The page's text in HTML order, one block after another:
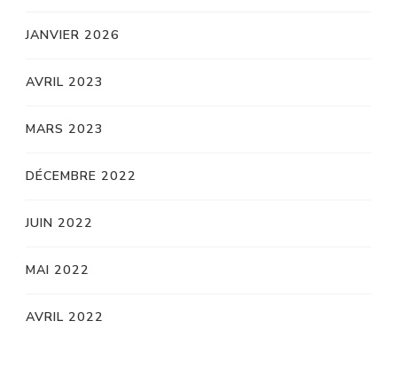
JANVIER 2026
AVRIL 2023
MARS 2023
DÉCEMBRE 2022
JUIN 2022
MAI 2022
AVRIL 2022